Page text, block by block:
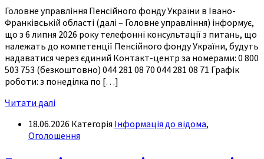
Головне управління Пенсійного фонду України в Івано-
Франківській області (далі – Головне управління) інформує,
що з 6 липня 2026 року телефонні консультації з питань, що
належать до компетенції Пенсійного фонду України, будуть
надаватися через єдиний Контакт-центр за номерами: 0 800
503 753 (безкоштовно) 044 281 08 70 044 281 08 71 Графік
роботи: з понеділка по […]
Читати далі
18.06.2026 Категорія Інформація до відома,
Оголошення